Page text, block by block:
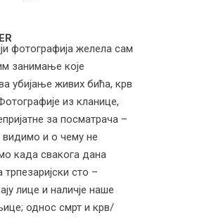
фотографија желела сам
занимање које
убијање живих бића, крв
из кланице,
за посматрача –
и о чему не
када свакога дана
сто –
лице и наличје наше
однос смрт и крв/